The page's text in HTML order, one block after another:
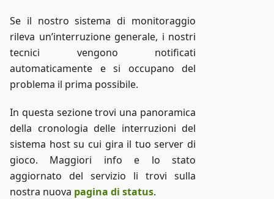
Se il nostro sistema di monitoraggio
rileva un’interruzione generale, i nostri
tecnici vengono notificati
automaticamente e si occupano del
problema il prima possibile.
In questa sezione trovi una panoramica
della cronologia delle interruzioni del
sistema host su cui gira il tuo server di
gioco. Maggiori info e lo stato
aggiornato del servizio li trovi sulla
nostra nuova pagina di status.